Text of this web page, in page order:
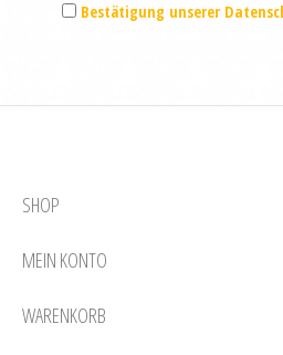
Bestätigung unserer
SHOP
MEIN KONTO
WARENKORB